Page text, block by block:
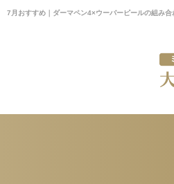
7月おすすめ｜ダーマペン4×ウーバーピールの組み